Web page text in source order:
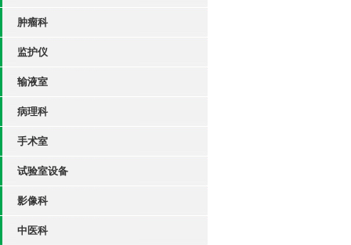
肿瘤科
监护仪
输液室
病理科
手术室
试验室设备
影像科
中医科